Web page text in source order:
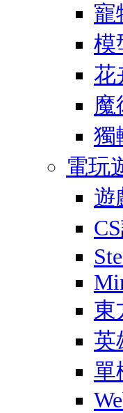
寵
模
花
魔
獨
電玩
遊
東
英
單